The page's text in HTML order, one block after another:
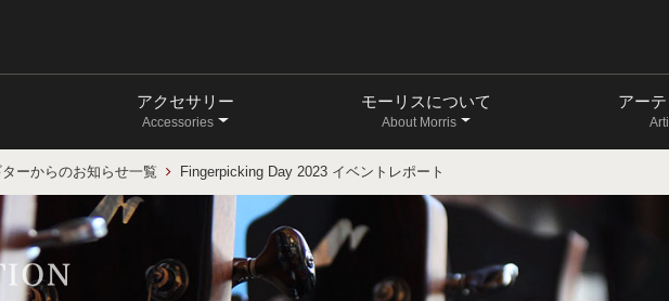
アクセサリー
Accessories
モーリスについて
About Morris
アー
ーからのお知らせ一覧 Fingerpicking Day 2023 イベントレポート